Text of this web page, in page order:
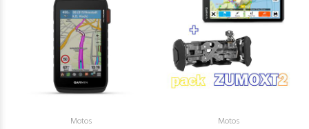
Motos Motos